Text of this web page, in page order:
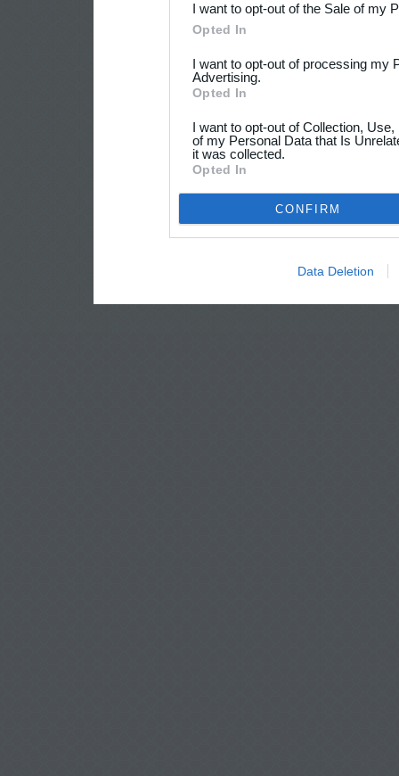
I want to opt-out of the Sale of my
Opted In
I want to opt-out of processing my
Advertising.
Opted In
I want to opt-out of Collection,
of my Personal Data that Is
it was collected.
Opted In
CONFIRM
Data Deletion